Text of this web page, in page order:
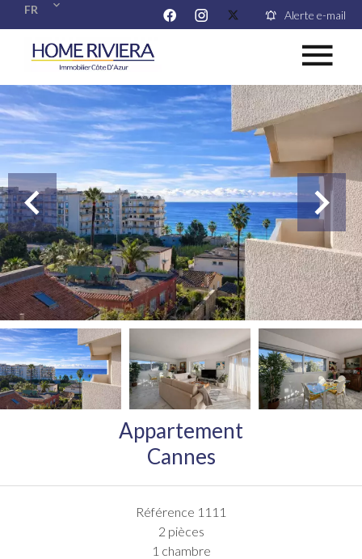
FR Alerte e-mail
Appartement
Cannes
Référence 1111
2 pièces
1 chambre